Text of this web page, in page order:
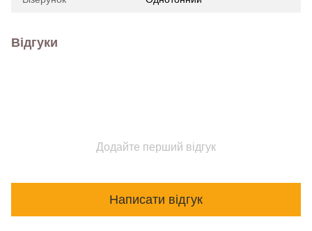
Відгуки
Додайте перший відгук
Написати відгук